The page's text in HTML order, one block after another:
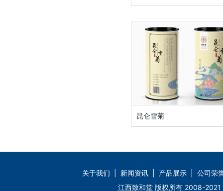
昆仑雪菊
关于我们 新闻资讯 产品展示
公司荣
江西致和堂 版权所有 2008-